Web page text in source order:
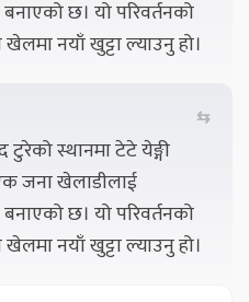
बनाएको छ। यो परिवर्तनको
खेलमा नयाँ खुट्टा ल्याउनु हो।
⇆
स्थानमा टेटे येङ्गी
जना खेलाडीलाई
बनाएको छ। यो परिवर्तनको
खेलमा नयाँ खुट्टा ल्याउनु हो।